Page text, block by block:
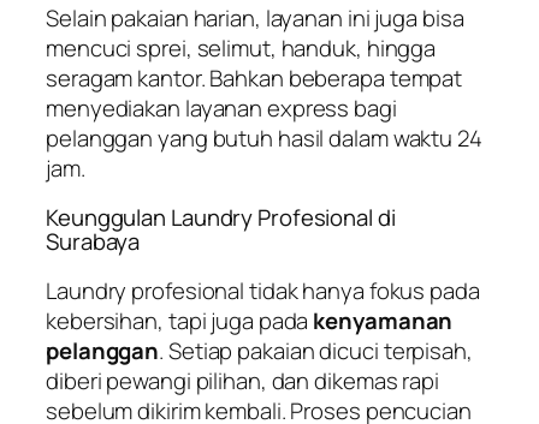
Selain pakaian harian, layanan ini juga bisa
mencuci sprei, selimut, handuk, hingga
seragam kantor. Bahkan beberapa tempat
menyediakan layanan express bagi
pelanggan yang butuh hasil dalam waktu 24
jam.
Keunggulan Laundry Profesional di
Surabaya
Laundry profesional tidak hanya fokus pada
kebersihan, tapi juga pada kenyamanan
pelanggan. Setiap pakaian dicuci terpisah,
diberi pewangi pilihan, dan dikemas rapi
sebelum dikirim kembali. Proses pencucian